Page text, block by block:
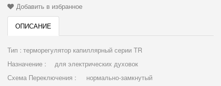
Добавить в избранное
ОПИСАНИЕ
Тип : терморегулятор капиллярный серии TR
Назначение :
для электрических духовок
Схема Переключения :
нормально-замкнутый